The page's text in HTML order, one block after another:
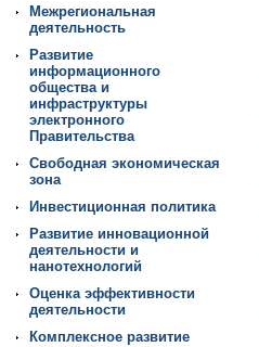
Межрегиональная
деятельность
Развитие
информационного
общества и
инфраструктуры
электронного
Правительства
Свободная экономическая
зона
Инвестиционная политика
Развитие инновационной
деятельности и
нанотехнологий
Оценка эффективности
деятельности
Комплексное развитие